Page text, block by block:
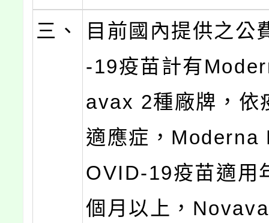
三、
目前國內提供之公
-19疫苗計有
avax 2種廠牌，依
適應症，Moderna
OVID-19疫苗適用
個月以上，